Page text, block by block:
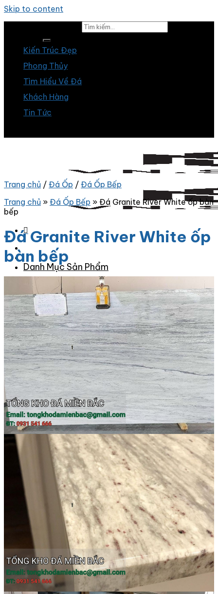
Skip to content
Kiến Trúc Đẹp
Phong Thủy
Tìm Hiểu Về Đá
Khách Hàng
Tin Tức
Danh Mục Sản Phẩm
Đá Granite
Đá Granite Màu Vàng
Đá Granite Màu Xám
Đá Granite Màu Đen
Đá Granite Màu Xanh
Đá Granite Màu Nâu
Đá Granite Màu Đỏ
Đá Travertine
Đá Marble
Đá Marble Màu Kem
Đá Marble Màu Nâu
Đá Marble Màu Đen
Đá Marble Màu Đỏ
Đá Marble Màu Vàng
Đá Marble Màu Trắng
Đá Marble Màu Xanh
Đá Ốp
Đá Ốp Bàn Bếp Nhân Tạo​
Trang chủ / Đá Ốp / Đá Ốp Bếp
Trang chủ » Đá Ốp Bếp » Đá Granite River White ốp bàn
bếp
Đá Granite River White ốp
bàn bếp